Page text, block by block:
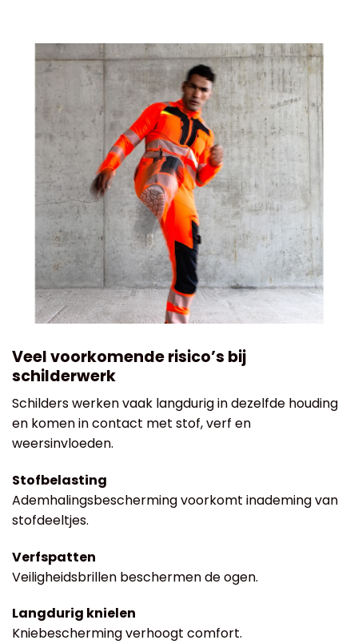
Veel voorkomende risico’s bij
schilderwerk
Schilders werken vaak langdurig in dezelfde houding
en komen in contact met stof, verf en
weersinvloeden.
Stofbelasting
Ademhalingsbescherming voorkomt inademing van
stofdeeltjes.
Verfspatten
Veiligheidsbrillen beschermen de ogen.
Langdurig knielen
Kniebescherming verhoogt comfort.